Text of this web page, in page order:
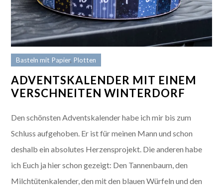
Basteln mit Papier, Plotten
ADVENTSKALENDER MIT EINEM
VERSCHNEITEN WINTERDORF
Den schönsten Adventskalender habe ich mir bis zum
Schluss aufgehoben. Er ist für meinen Mann und schon
deshalb ein absolutes Herzensprojekt. Die anderen habe
ich Euch ja hier schon gezeigt: Den Tannenbaum, den
Milchtütenkalender, den mit den blauen Würfeln und den